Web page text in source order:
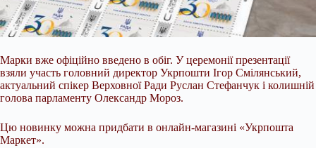
Марки вже офіційно введено в обіг. У церемонії презентації
взяли участь головний директор Укрпошти Ігор Смілянський,
актуальний спікер Верховної Ради Руслан Стефанчук і колишній
голова парламенту Олександр Мороз.
Цю новинку можна придбати в онлайн-магазині «Укрпошта
Маркет».